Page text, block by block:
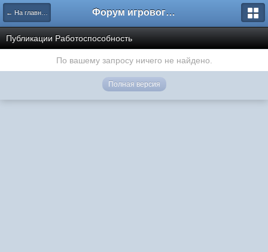
← На главную Форум игрового проекта Riverrise
Публикации Работоспособность
По вашему запросу ничего не найдено.
Полная версия